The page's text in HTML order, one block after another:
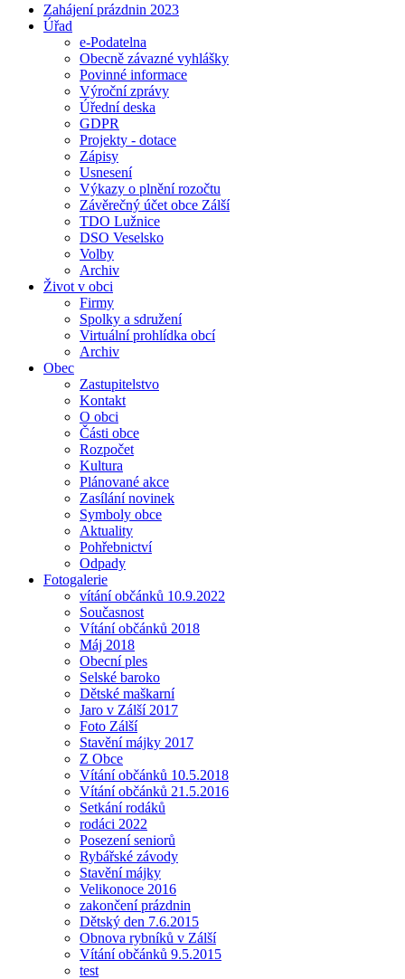
Zahájení prázdnin 2023
Úřad
e-Podatelna
Obecně závazné vyhlášky
Povinné informace
Výroční zprávy
Úřední deska
GDPR
Projekty - dotace
Zápisy
Usnesení
Výkazy o plnění rozočtu
Závěrečný účet obce Zálší
TDO Lužnice
DSO Veselsko
Volby
Archiv
Život v obci
Firmy
Spolky a sdružení
Virtuální prohlídka obcí
Archiv
Obec
Zastupitelstvo
Kontakt
O obci
Části obce
Rozpočet
Kultura
Plánované akce
Zasílání novinek
Symboly obce
Aktuality
Pohřebnictví
Odpady
Fotogalerie
vítání občánků 10.9.2022
Současnost
Vítání občánků 2018
Máj 2018
Obecní ples
Selské baroko
Dětské maškarní
Jaro v Zálší 2017
Foto Zálší
Stavění májky 2017
Z Obce
Vítání občánků 10.5.2018
Vítání občánků 21.5.2016
Setkání rodáků
rodáci 2022
Posezení seniorů
Rybářské závody
Stavění májky
Velikonoce 2016
zakončení prázdnin
Dětský den 7.6.2015
Obnova rybníků v Zálší
Vítání občánků 9.5.2015
test